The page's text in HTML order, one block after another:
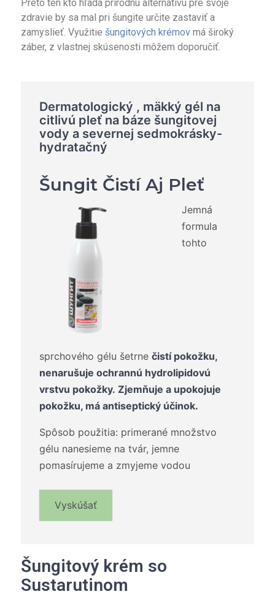
Preto ten kto hľadá prírodnú alternatívu pre svoje
zdravie by sa mal pri šungite určite zastaviť a
zamyslieť. Využitie šungitových krémov má široký
záber, z vlastnej skúsenosti môžem doporučiť.
Dermatologický , mäkký gél na
citlivú pleť na báze šungitovej
vody a severnej sedmokrásky-
hydratačný
Šungit Čistí Aj Pleť
Jemná
formula
tohto
sprchového gélu šetrne čistí pokožku,
nenarušuje ochrannú hydrolipidovú
vrstvu pokožky. Zjemňuje a upokojuje
pokožku, má antiseptický účinok.
Spôsob použitia: primerané množstvo
gélu nanesieme na tvár, jemne
pomasírujeme a zmyjeme vodou
Vyskúšať
Šungitový krém so
Sustarutinom